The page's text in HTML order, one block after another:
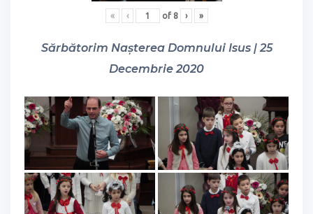
« ‹ of 8 › »
Sărbătorim Nașterea Domnului Isus | 25
Decembrie 2020